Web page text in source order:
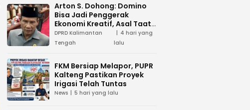
Arton S. Dohong: Domino
Bisa Jadi Penggerak
Ekonomi Kreatif, Asal Taat
Aturan
DPRD Kalimantan
Tengah
4 hari yang
lalu
FKM Bersiap Melapor, PUPR
Kalteng Pastikan Proyek
Irigasi Telah Tuntas
News 5 hari yang lalu